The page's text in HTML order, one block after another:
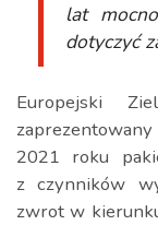
lat
dotyczyć
Europejski
2021 roku
z czynników
zwrot w